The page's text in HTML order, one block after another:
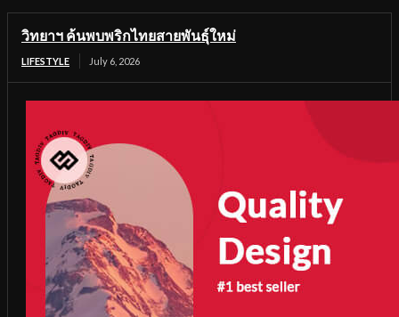
วิทยาฯ ค้นพบพริกไทยสายพันธุ์ใหม่
LIFESTYLE July 6, 2026